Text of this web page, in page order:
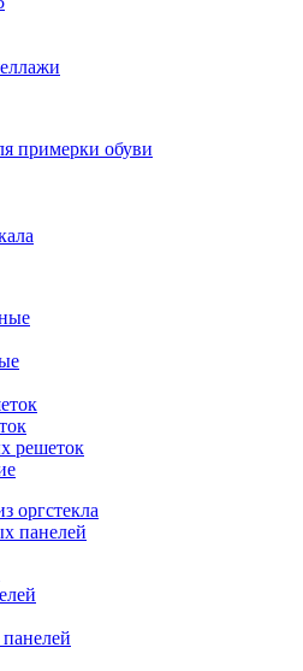
примерки обуви
решеток
оргстекла
панелей